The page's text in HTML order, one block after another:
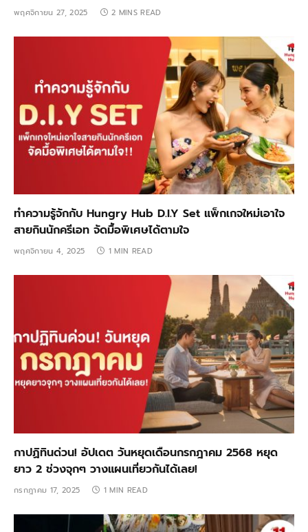
พฤศจิกายน 27, 2025 2 MINS READ
ทำความรู้จักกับ Hungry Hub D.I.Y Set แพ็กเกจใหม่เอาใจ
สายกินนักครีเอท จัดมื้อพิเศษได้ตามใจ
พฤศจิกายน 4, 2025 1 MIN READ
กาปฏิทินด่วน! อัปเดต วันหยุดเดือนกรกฎาคม 2568 หยุด
ยาว 2 ช่วงจุกๆ วางแผนเที่ยวกันได้เลย!
กรกฎาคม 17, 2025 1 MIN READ